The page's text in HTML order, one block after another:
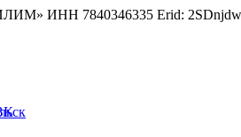
ИНН 7840346335 Erid: